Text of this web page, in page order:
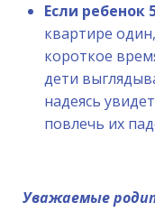
Если ребенок
квартире один,
короткое
дети
надеясь
повлечь их
Уважаемые